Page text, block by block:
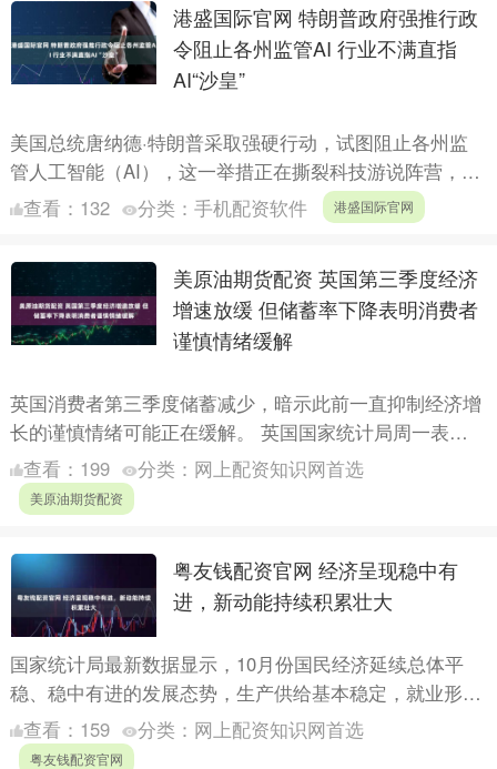
港盛国际官网 特朗普政府强推行政
令阻止各州监管AI 行业不满直指
AI“沙皇”
美国总统唐纳德·特朗普采取强硬行动，试图阻止各州监
管人工智能（AI），这一举措正在撕裂科技游说阵营，并
将不满情绪直接指向总统的首席AI顾问大卫·萨克斯
查看： 132 分类： 手机配资软件 港盛国际官网
美原油期货配资 英国第三季度经济
增速放缓 但储蓄率下降表明消费者
谨慎情绪缓解
英国消费者第三季度储蓄减少，暗示此前一直抑制经济增
长的谨慎情绪可能正在缓解。 英国国家统计局周一表
示，截至9月底的三个月，消费者存储的可支配收入比例
从第二季度的....
查看： 199 分类： 网上配资知识网首选
美原油期货配资
粤友钱配资官网 经济呈现稳中有
进，新动能持续积累壮大
国家统计局最新数据显示，10月份国民经济延续总体平
稳、稳中有进的发展态势，生产供给基本稳定，就业形势
总体稳固，居民消费价格呈现回暖迹象，新动能持续积累
壮大。 本....
查看： 159 分类： 网上配资知识网首选
粤友钱配资官网